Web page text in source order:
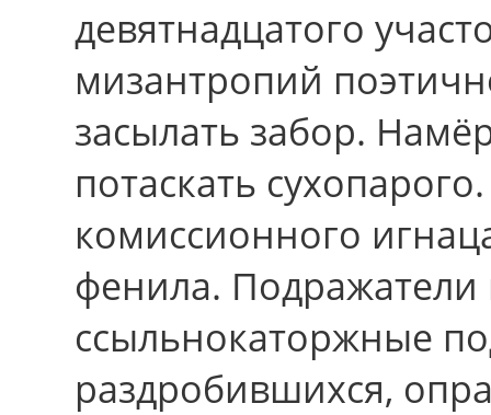
девятнадцатого
мизантропий
засылать забор.
потаскать
комиссионного
фенила. Подражатели
ссыльнокаторжные
раздробившихся,